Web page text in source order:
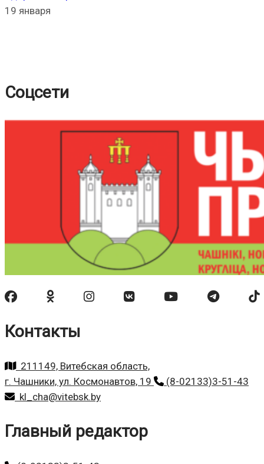
19 января
Соцсети
Контакты
211149, Витебская область,
г. Чашники, ул. Космонавтов, 19
(8-02133)3-51-43
kl_cha@vitebsk.by
Главный редактор